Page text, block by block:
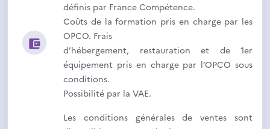
définis par France Compétence.
Coûts de la formation pris en charge par les
OPCO. Frais
d’hébergement, restauration et de 1er
équipement pris en charge par l’OPCO sous
conditions.
Possibilité par la VAE.
Les conditions générales de ventes sont